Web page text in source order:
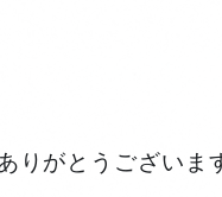
りがとうございま